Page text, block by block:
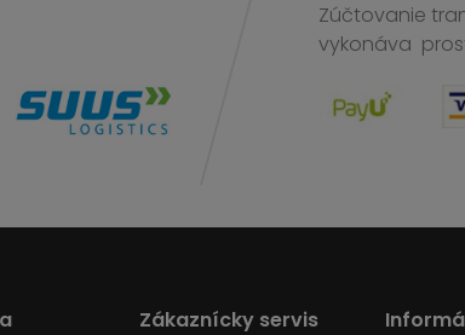
Zúčtovanie
vykonáva
Zákaznícky servis